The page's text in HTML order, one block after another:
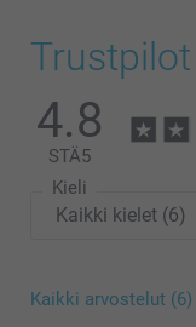
4.8
STÄ5
Kieli
Kaikki arvostelut (6)